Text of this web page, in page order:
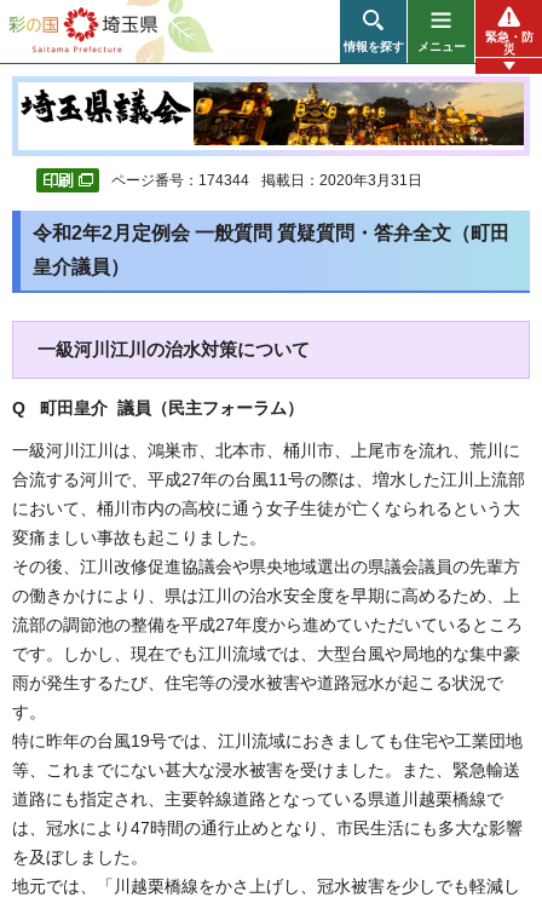
彩の国 埼玉県
情報を探す メニュー
緊急・防
災
ページ番号：174344 掲載日：2020年3月31日
令和2年2月定例会 一般質問 質疑質問・答弁全文（町田
皇介議員）
一級河川江川の治水対策について
Q 町田皇介 議員（民主フォーラム）
一級河川江川は、鴻巣市、北本市、桶川市、上尾市を流れ、荒川に
合流する河川で、平成27年の台風11号の際は、増水した江川上流部
において、桶川市内の高校に通う女子生徒が亡くなられるという大
変痛ましい事故も起こりました。
その後、江川改修促進協議会や県央地域選出の県議会議員の先輩方
の働きかけにより、県は江川の治水安全度を早期に高めるため、上
流部の調節池の整備を平成27年度から進めていただいているところ
です。しかし、現在でも江川流域では、大型台風や局地的な集中豪
雨が発生するたび、住宅等の浸水被害や道路冠水が起こる状況で
す。
特に昨年の台風19号では、江川流域におきましても住宅や工業団地
等、これまでにない甚大な浸水被害を受けました。また、緊急輸送
道路にも指定され、主要幹線道路となっている県道川越栗橋線で
は、冠水により47時間の通行止めとなり、市民生活にも多大な影響
を及ぼしました。
地元では、「川越栗橋線をかさ上げし、冠水被害を少しでも軽減し